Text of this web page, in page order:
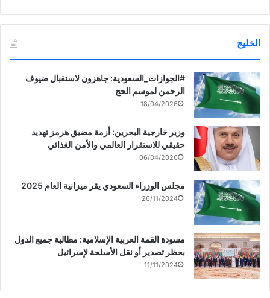
الخليج
‏‎#الجوازات_السعودية: جاهزون لاستقبال ضيوف
الرحمن لموسم الحج
18/04/2026
وزير خارجية البحرين: أزمة مضيق هرمز تهديد
حقيقي للاستقرار العالمي والأمن الغذائي
06/04/2026
مجلس الوزراء السعودي يقر ميزانية العام 2025
26/11/2024
مسودة القمة العربية الإسلامية: مطالبة جميع الدول
بحظر تصدير أو نقل الأسلحة لإسرائيل
11/11/2024